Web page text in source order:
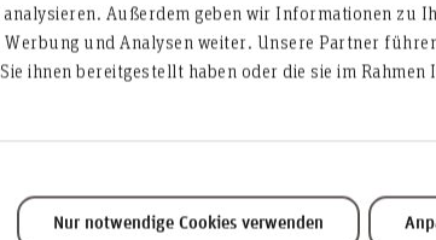
Außerdem geben wir Informationen zu
und Analysen weiter. Unsere Partner
ihnen bereitgestellt haben oder die sie im
Nur notwendige Cookies verwenden